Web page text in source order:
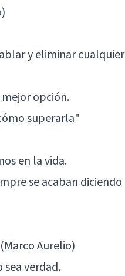
y eliminar cualquier
opción.
superarla"
en la vida.
se acaban diciendo
Aurelio)
sea verdad.